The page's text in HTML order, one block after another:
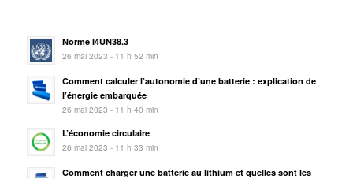
Norme I4UN38.3
26 mai 2023 - 11 h 52 min
Comment calculer l’autonomie d’une batterie : explication de
l’énergie embarquée
26 mai 2023 - 11 h 40 min
L’économie circulaire
26 mai 2023 - 11 h 33 min
Comment charger une batterie au lithium et quelles sont les